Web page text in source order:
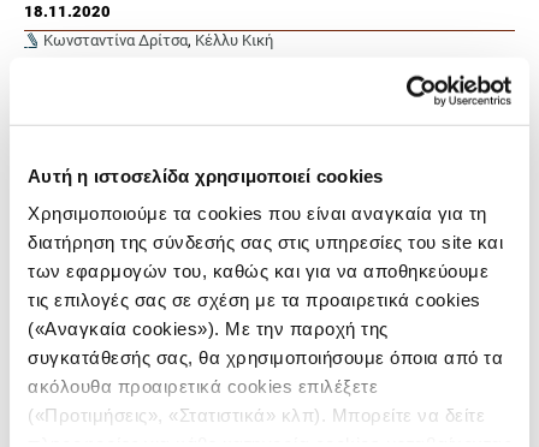
Αυτή η ιστοσελίδα χρησιμοποιεί cookies
Χρησιμοποιούμε τα cookies που είναι αναγκαία για τη
διατήρηση της σύνδεσής σας στις υπηρεσίες του site και
των εφαρμογών του, καθώς και για να αποθηκεύουμε
τις επιλογές σας σε σχέση με τα προαιρετικά cookies
(«Αναγκαία cookies»). Με την παροχή της
συγκατάθεσής σας, θα χρησιμοποιήσουμε όποια από τα
ακόλουθα προαιρετικά cookies επιλέξετε
(«Προτιμήσεις», «Στατιστικά» κλπ). Μπορείτε να δείτε
18.11.2020
Κωνσταντίνα Δρίτσα, Κέλλυ Κική
Οι ομιλίες που έχουν εκφωνηθεί στις συνεδριάσεις της
Ολομέλειας στο ελληνικό Κοινοβούλιο τα τελευταία 31
χρόνια, οι ομιλούντες και τα στοιχεία της ιδιότητάς τους.